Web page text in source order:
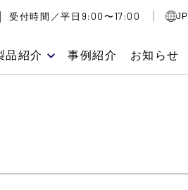
受付時間／平日 9:00 〜17:00 JP
品紹介 事例紹介 お知らせ